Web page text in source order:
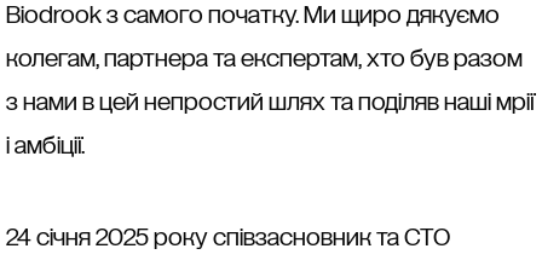
Biodrook з самого початку. Ми щиро дякуємо
колегам, партнера та експертам, хто був разом
з нами в цей непростий шлях та поділяв наші мрії
і амбіції.
24 січня 2025 року співзасновник та CTO